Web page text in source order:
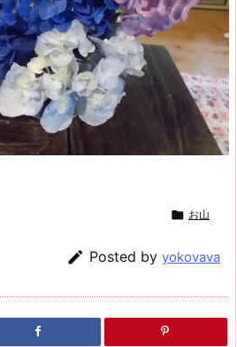
 お山
 Posted by yokovava